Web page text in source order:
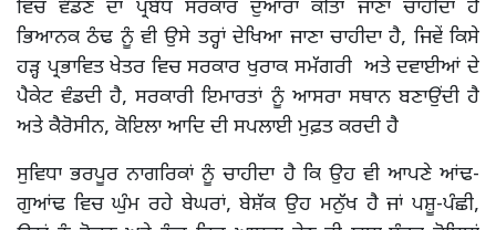
ਵਿਚ ਵੰਡਣ ਦਾ ਪ੍ਰਬੰਧ ਸਰਕਾਰ ਦੁਆਰਾ ਕੀਤਾ ਜਾਣਾ ਚਾਹੀਦਾ ਹੈ
ਭਿਆਨਕ ਠੰਢ ਨੂੰ ਵੀ ਉਸੇ ਤਰ੍ਹਾਂ ਦੇਖਿਆ ਜਾਣਾ ਚਾਹੀਦਾ ਹੈ, ਜਿਵੇਂ ਕਿਸੇ
ਹੜ੍ਹ ਪ੍ਰਭਾਵਿਤ ਖੇਤਰ ਵਿਚ ਸਰਕਾਰ ਖੁਰਾਕ ਸਮੱਗਰੀ ਅਤੇ ਦਵਾਈਆਂ ਦੇ
ਪੈਕੇਟ ਵੰਡਦੀ ਹੈ, ਸਰਕਾਰੀ ਇਮਾਰਤਾਂ ਨੂੰ ਆਸਰਾ ਸਥਾਨ ਬਣਾਉਂਦੀ ਹੈ
ਅਤੇ ਕੈਰੋਸੀਨ, ਕੋਇਲਾ ਆਦਿ ਦੀ ਸਪਲਾਈ ਮੁਫ਼ਤ ਕਰਦੀ ਹੈ
ਸੁਵਿਧਾ ਭਰਪੂਰ ਨਾਗਰਿਕਾਂ ਨੂੰ ਚਾਹੀਦਾ ਹੈ ਕਿ ਉਹ ਵੀ ਆਪਣੇ ਆਂਢ-
ਗੁਆਂਢ ਵਿਚ ਘੁੰਮ ਰਹੇ ਬੇਘਰਾਂ, ਬੇਸ਼ੱਕ ਉਹ ਮਨੁੱਖ ਹੈ ਜਾਂ ਪਸ਼ੂ-ਪੰਛੀ,